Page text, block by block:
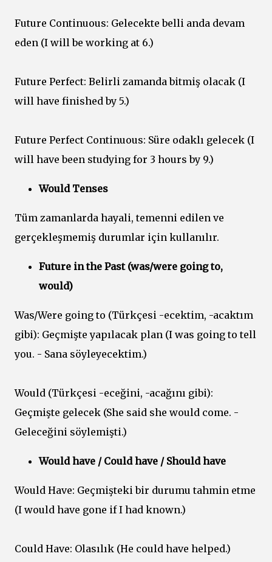
Future Continuous: Gelecekte belli anda devam
eden (I will be working at 6.)
Future Perfect: Belirli zamanda bitmiş olacak (I
will have finished by 5.)
Future Perfect Continuous: Süre odaklı gelecek (I
will have been studying for 3 hours by 9.)
Would Tenses
Tüm zamanlarda hayali, temenni edilen ve
gerçekleşmemiş durumlar için kullanılır.
Future in the Past (was/were going to,
would)
Was/Were going to (Türkçesi -ecektim, -acaktım
gibi): Geçmişte yapılacak plan (I was going to tell
you. - Sana söyleyecektim.)
Would (Türkçesi -eceğini, -acağını gibi):
Geçmişte gelecek (She said she would come. -
Geleceğini söylemişti.)
Would have / Could have / Should have
Would Have: Geçmişteki bir durumu tahmin etme
(I would have gone if I had known.)
Could Have: Olasılık (He could have helped.)